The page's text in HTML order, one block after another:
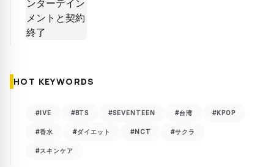
HOT KEYWORDS
#IVE #BTS #SEVENTEEN #台湾 #KPOP
#香水 #ダイエット #NCT #サクラ
#スキンケア